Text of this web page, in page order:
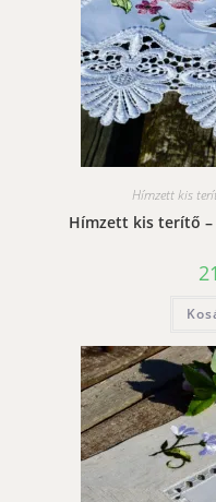
Hímzett kis
Hímzett kis terítő